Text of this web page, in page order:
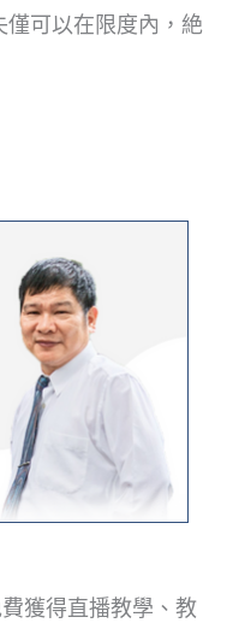
僅可以在限度內，絶
獲得直播教學、教